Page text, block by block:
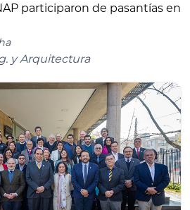
participaron de pasantías en
y Arquitectura